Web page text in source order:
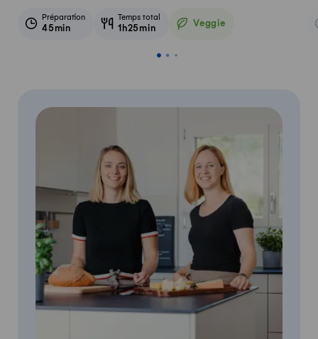
Préparation
45min
Temps total
1h25min Veggie
Veggie